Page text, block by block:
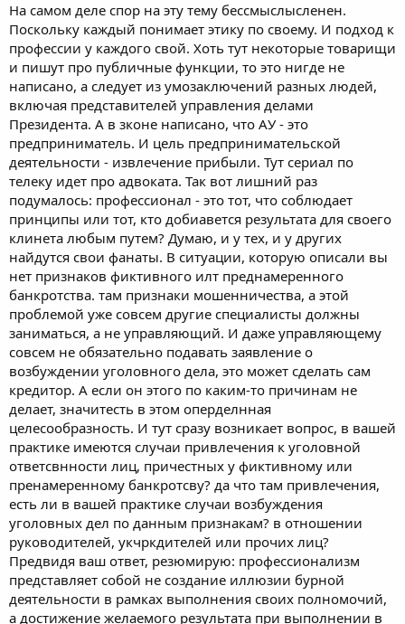
На самом деле спор на эту тему бессмыслысленен.
Поскольку каждый понимает этику по своему. И подход к
профессии у каждого свой. Хоть тут некоторые товарищи
и пишут про публичные функции, то это нигде не
написано, а следует из умозаключений разных людей,
включая представителей управления делами
Президента. А в зконе написано, что АУ - это
предприниматель. И цель предпринимательской
деятельности - извлечение прибыли. Тут сериал по
телеку идет про адвоката. Так вот лишний раз
подумалось: профессионал - это тот, что соблюдает
принципы или тот, кто добиавется результата для своего
клинета любым путем? Думаю, и у тех, и у других
найдутся свои фанаты. В ситуации, которую описали вы
нет признаков фиктивного илт преднамеренного
банкротства. там признаки мошенничества, а этой
проблемой уже совсем другие специалисты должны
заниматься, а не управляющий. И даже управляющему
совсем не обязательно подавать заявление о
возбуждении уголовного дела, это может сделать сам
кредитор. А если он этого по каким-то причинам не
делает, значитесть в этом оперделнная
целесообразность. И тут сразу возникает вопрос, в вашей
практике имеются случаи привлечения к уголовной
ответсвнности лиц, причестных у фиктивному или
пренамеренному банкротсву? да что там привлечения,
есть ли в вашей практике случаи возбуждения
уголовных дел по данным признакам? в отношении
руководителей, укчркдителей или прочих лиц?
Предвидя ваш ответ, резюмирую: профессионализм
представляет собой не создание иллюзии бурной
деятельности в рамках выполнения своих полномочий,
а достижение желаемого результата при выполнении в